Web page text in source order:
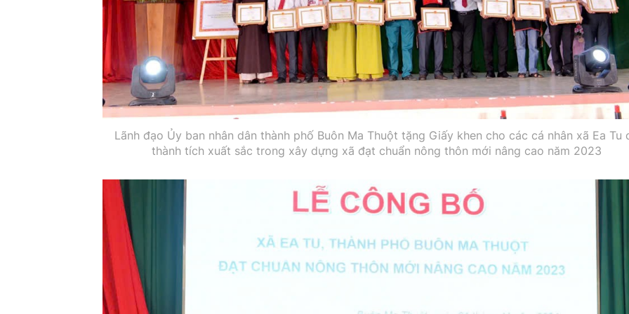
Lãnh đạo Ủy ban nhân dân thành phố Buôn Ma Thuột tặng Giấy khen cho các cá nhân xã Ea Tu
thành tích xuất sắc trong xây dựng xã đạt chuẩn nông thôn mới nâng cao năm 2023